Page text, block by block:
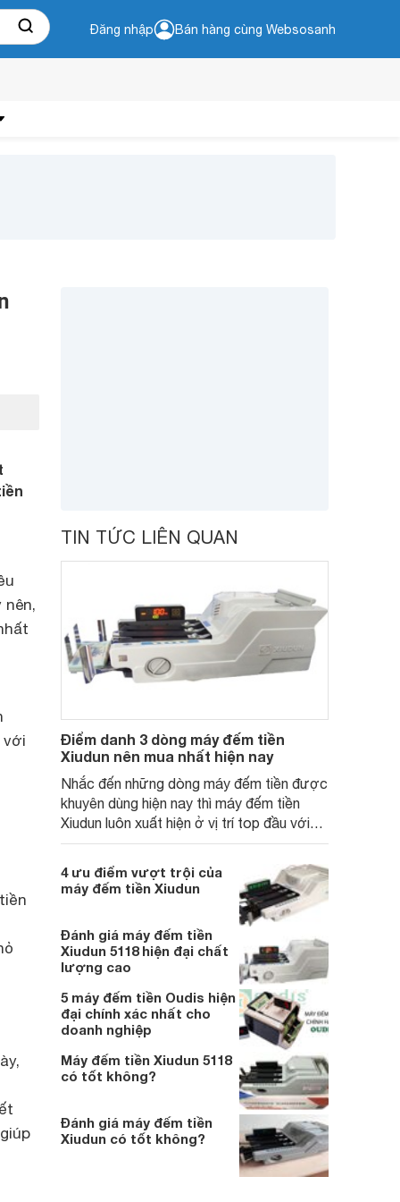
Đăng nhập Bán hàng cùng Websosanh
với
TIN TỨC LIÊN QUAN
Điểm danh 3 dòng máy đếm tiền
Xiudun nên mua nhất hiện nay
Nhắc đến những dòng máy đếm tiền được
khuyên dùng hiện nay thì máy đếm tiền
Xiudun luôn xuất hiện ở vị trí top đầu với
đa dạng các tính năng cùng tốc độ đếm
4 ưu điểm vượt trội của
máy đếm tiền Xiudun
Đánh giá máy đếm tiền
Xiudun 5118 hiện đại chất
lượng cao
5 máy đếm tiền Oudis hiện
đại chính xác nhất cho
doanh nghiệp
Máy đếm tiền Xiudun 5118
có tốt không?
Đánh giá máy đếm tiền
Xiudun có tốt không?